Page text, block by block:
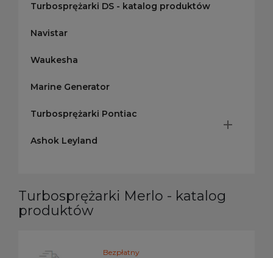
Turbosprężarki DS - katalog produktów
Navistar
Waukesha
Marine Generator
Turbosprężarki Pontiac

Ashok Leyland
Turbosprężarki Merlo - katalog
produktów
Bezpłatny